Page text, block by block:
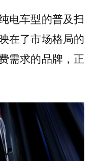
电车型的普及扫
在了市场格局的
需求的品牌，正